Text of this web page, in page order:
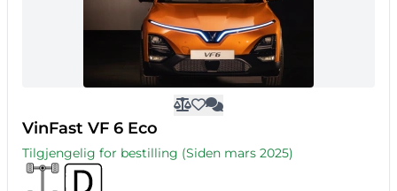
VinFast VF 6 Eco
Tilgjengelig for bestilling (Siden mars 2025)